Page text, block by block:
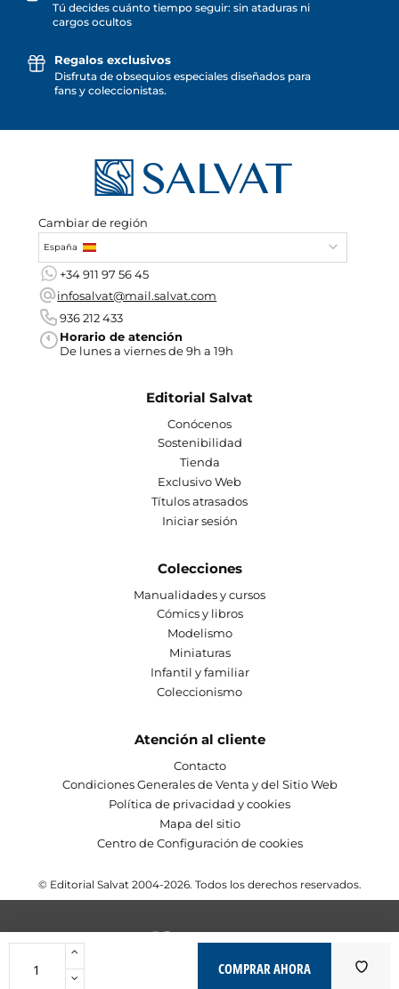
COMPRAR AHORA
Tú decides cuánto tiempo seguir: sin ataduras ni
cargos ocultos
Regalos exclusivos
Disfruta de obsequios especiales diseñados para
fans y coleccionistas.
Cambiar de región
España
+34 911 97 56 45
infosalvat@mail.salvat.com
936 212 433
Horario de atención
De lunes a viernes de 9h a 19h
Editorial Salvat
Conócenos
Sostenibilidad
Tienda
Exclusivo Web
Títulos atrasados
Iniciar sesión
Colecciones
Manualidades y cursos
Cómics y libros
Modelismo
Miniaturas
Infantil y familiar
Coleccionismo
Atención al cliente
Contacto
Condiciones Generales de Venta y del Sitio Web
Política de privacidad y cookies
Mapa del sitio
Centro de Configuración de cookies
© Editorial Salvat 2004-2026. Todos los derechos reservados.